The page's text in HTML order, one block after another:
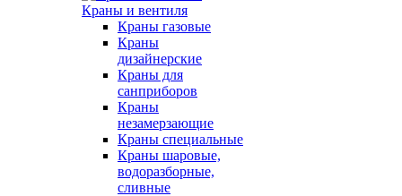
Краны и вентиля
Краны газовые
Краны
дизайнерские
Краны для
санприборов
Краны
незамерзающие
Краны специальные
Краны шаровые,
водоразборные,
сливные